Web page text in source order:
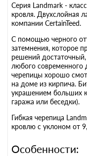
Серия Landmark -
кровля. Двухслойная
компании CertainTeed.
С помощью черного
затемнения, которое
решений
любого
черепицы хорошо
на доме из кирпича.
украшением больших
гаража или беседки).
Гибкая черепица
кровлю с уклоном от
Особенности: